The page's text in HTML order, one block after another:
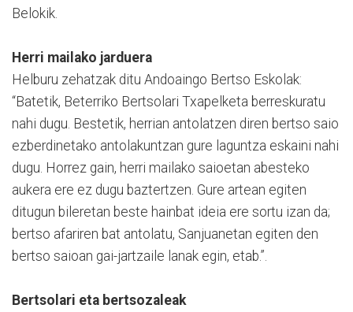
Belokik.
Herri mailako jarduera
Helburu zehatzak ditu Andoaingo Bertso Eskolak:
“Batetik, Beterriko Bertsolari Txapelketa berreskuratu
nahi dugu. Bestetik, herrian antolatzen diren bertso saio
ezberdinetako antolakuntzan gure laguntza eskaini nahi
dugu. Horrez gain, herri mailako saioetan abesteko
aukera ere ez dugu baztertzen. Gure artean egiten
ditugun bileretan beste hainbat ideia ere sortu izan da;
bertso afariren bat antolatu, Sanjuanetan egiten den
bertso saioan gai-jartzaile lanak egin, etab.”.
Bertsolari eta bertsozaleak